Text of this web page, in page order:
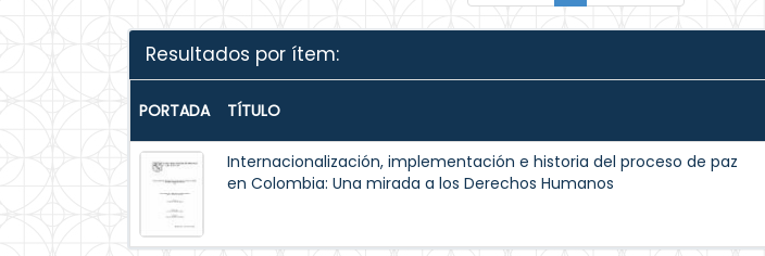
Resultados por ítem:
PORTADA TÍTULO
Internacionalización, implementación e historia del proceso de paz
en Colombia: Una mirada a los Derechos Humanos